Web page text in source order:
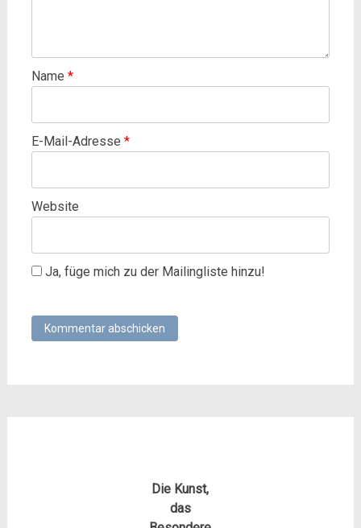
Name *
E-Mail-Adresse *
Website
Ja, füge mich zu der Mailingliste hinzu!
Die Kunst,
das